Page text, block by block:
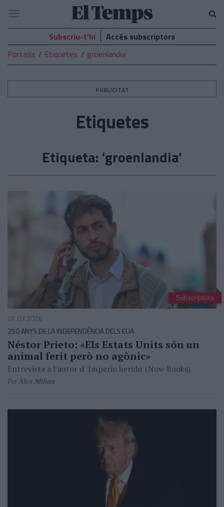
El
Temps
Navegació
Subscriu-t’hi
Accés subscriptors
Portada
Etiquetes groenlandia
PUBLICITAT
Etiquetes
Etiqueta: ‘groenlandia’
Subscriptors
01.07.2026
250 ANYS DE LA INDEPENDÈNCIA DELS EUA
Néstor Prieto: «Els Estats Units són un
animal ferit però no agònic»
Entrevista a l'autor d''Imperio herido' (Now Books)
PerÀlex Milian